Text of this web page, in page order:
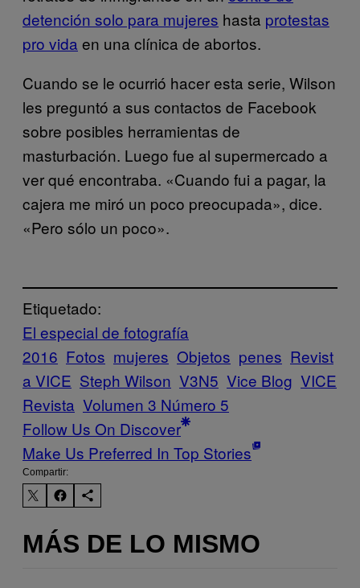
detención solo para mujeres hasta protestas
pro vida en una clínica de abortos.
Cuando se le ocurrió hacer esta serie, Wilson
les preguntó a sus contactos de Facebook
sobre posibles herramientas de
masturbación. Luego fue al supermercado a
ver qué encontraba. «Cuando fui a pagar, la
cajera me miró un poco preocupada», dice.
«Pero sólo un poco».
Etiquetado:
El especial de fotografía
2016 Fotos mujeres Objetos penes Revist
a VICE Steph Wilson V3N5 Vice Blog VICE
Revista Volumen 3 Número 5
Follow Us On Discover
Make Us Preferred In Top Stories
Compartir:
MÁS DE LO MISMO